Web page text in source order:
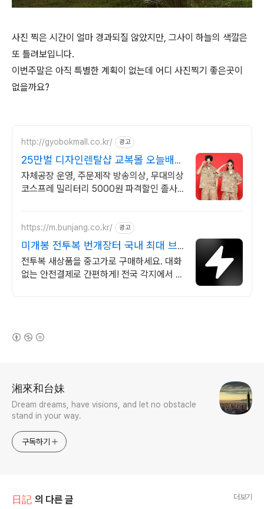
사진 찍은 시간이 얼마 경과되질 않았지만, 그사이 하늘의 색깔은
또 틀려보입니다.
이번주말은 아직 특별한 계획이 없는데 어디 사진찍기 좋은곳이
없을까요?
http://gyobokmall.co.kr/ 광고
25만벌 디자인렌탈샵 교복몰 오늘배송
오늘도착 택배대여
자체공장 운영, 주문제작 방송의상, 무대의상
코스프레 밀리터리 5000원 파격할인 졸사
https://m.bunjang.co.kr/ 광고
미개봉 전투복 번개장터 국내 최대 브
랜드 중고거래
전투복 새상품을 중고가로 구매하세요. 대화
없는 안전결제로 간편하게! 전국 각지에서 올
湘來和台妹
Dream dreams, have visions, and let no obstacle
stand in your way.
구독하기
日記 의 다른 글 더보기